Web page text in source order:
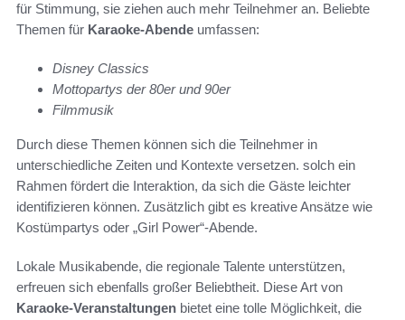
für Stimmung, sie ziehen auch mehr Teilnehmer an. Beliebte
Themen für Karaoke-Abende umfassen:
Disney Classics
Mottopartys der 80er und 90er
Filmmusik
Durch diese Themen können sich die Teilnehmer in
unterschiedliche Zeiten und Kontexte versetzen. solch ein
Rahmen fördert die Interaktion, da sich die Gäste leichter
identifizieren können. Zusätzlich gibt es kreative Ansätze wie
Kostümpartys oder „Girl Power“-Abende.
Lokale Musikabende, die regionale Talente unterstützen,
erfreuen sich ebenfalls großer Beliebtheit. Diese Art von
Karaoke-Veranstaltungen bietet eine tolle Möglichkeit, die